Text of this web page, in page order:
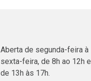
Aberta de segunda-feira à
sexta-feira, de 8h ao 12h e
de 13h às 17h.